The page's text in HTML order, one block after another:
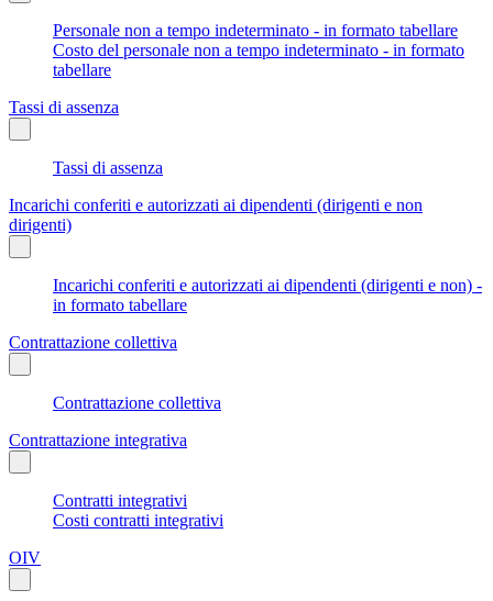
Personale non a tempo indeterminato - in formato tabellare
Costo del personale non a tempo indeterminato - in formato
tabellare
Tassi di assenza
Tassi di assenza
Incarichi conferiti e autorizzati ai dipendenti (dirigenti e non
dirigenti)
Incarichi conferiti e autorizzati ai dipendenti (dirigenti e non) -
in formato tabellare
Contrattazione collettiva
Contrattazione collettiva
Contrattazione integrativa
Contratti integrativi
Costi contratti integrativi
OIV